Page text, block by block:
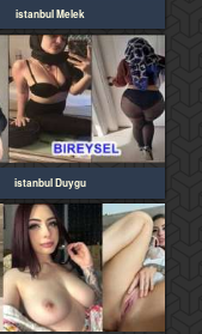
istanbul Melek
istanbul Duygu